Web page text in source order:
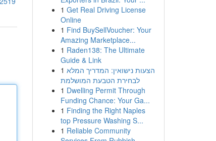
1 Get Real Driving License
Online
1 Find BuySellVoucher: Your
Amazing Marketplace...
1 Raden138: The Ultimate
Guide & Link
1 הצעות נישואין: המדריך המלא
לבחירת הטבעת המושלמת
1 Dwelling Permit Through
Funding Chance: Your Ga...
1 Finding the Right Naples
top Pressure Washing S...
1 Reliable Community